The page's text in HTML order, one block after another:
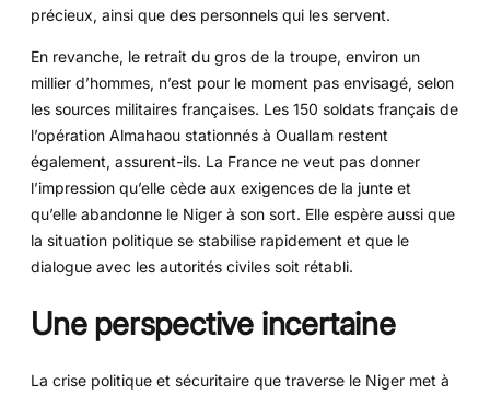
précieux, ainsi que des personnels qui les servent.
En revanche, le retrait du gros de la troupe, environ un
millier d’hommes, n’est pour le moment pas envisagé, selon
les sources militaires françaises. Les 150 soldats français de
l’opération Almahaou stationnés à Ouallam restent
également, assurent-ils. La France ne veut pas donner
l’impression qu’elle cède aux exigences de la junte et
qu’elle abandonne le Niger à son sort. Elle espère aussi que
la situation politique se stabilise rapidement et que le
dialogue avec les autorités civiles soit rétabli.
Une perspective incertaine
La crise politique et sécuritaire que traverse le Niger met à